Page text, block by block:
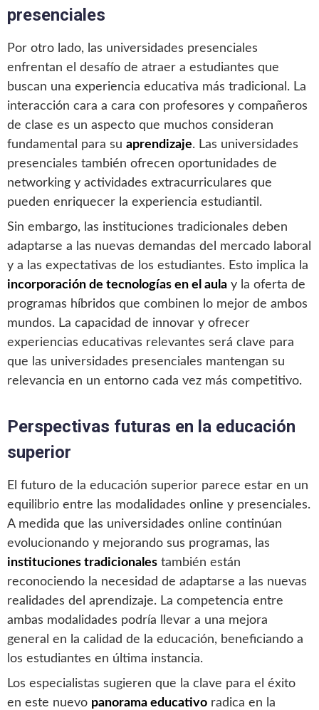
presenciales
Por otro lado, las universidades presenciales
enfrentan el desafío de atraer a estudiantes que
buscan una experiencia educativa más tradicional. La
interacción cara a cara con profesores y compañeros
de clase es un aspecto que muchos consideran
fundamental para su aprendizaje. Las universidades
presenciales también ofrecen oportunidades de
networking y actividades extracurriculares que
pueden enriquecer la experiencia estudiantil.
Sin embargo, las instituciones tradicionales deben
adaptarse a las nuevas demandas del mercado laboral
y a las expectativas de los estudiantes. Esto implica la
incorporación de tecnologías en el aula y la oferta de
programas híbridos que combinen lo mejor de ambos
mundos. La capacidad de innovar y ofrecer
experiencias educativas relevantes será clave para
que las universidades presenciales mantengan su
relevancia en un entorno cada vez más competitivo.
Perspectivas futuras en la educación
superior
El futuro de la educación superior parece estar en un
equilibrio entre las modalidades online y presenciales.
A medida que las universidades online continúan
evolucionando y mejorando sus programas, las
instituciones tradicionales también están
reconociendo la necesidad de adaptarse a las nuevas
realidades del aprendizaje. La competencia entre
ambas modalidades podría llevar a una mejora
general en la calidad de la educación, beneficiando a
los estudiantes en última instancia.
Los especialistas sugieren que la clave para el éxito
en este nuevo panorama educativo radica en la